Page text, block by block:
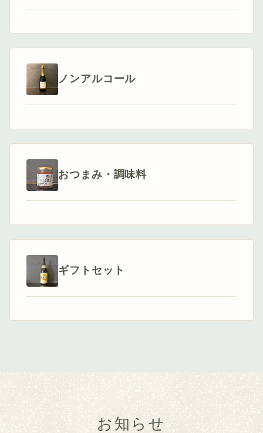
ノンアルコール
おつまみ・調味料
ギフトセット
お知らせ